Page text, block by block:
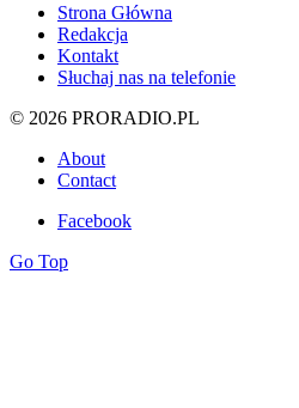
Strona Główna
Redakcja
Kontakt
Słuchaj nas na telefonie
© 2026 PRORADIO.PL
About
Contact
Facebook
Go Top